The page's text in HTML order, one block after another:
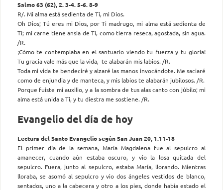
Salmo 63 (62), 2. 3-4. 5-6. 8-9
R/. Mi alma está sedienta de Ti, mi Dios.
Oh Dios; Tú eres mi Dios, por Ti madrugo, mi alma está sedienta de
Ti; mi carne tiene ansia de Ti, como tierra reseca, agostada, sin agua.
/R.
¡Cómo te contemplaba en el santuario viendo tu fuerza y tu gloria!
Tu gracia vale más que la vida, te alabarán mis labios. /R.
Toda mi vida te bendeciré y alzaré las manos invocándote. Me saciaré
como de enjundia y de manteca, y mis labios te alabarán jubilosos. /R.
Porque fuiste mi auxilio, y a la sombra de tus alas canto con júbilo; mi
alma está unida a Ti, y tu diestra me sostiene. /R.
Evangelio del día de hoy
Lectura del Santo Evangelio según San Juan 20, 1.11-18
El primer día de la semana, María Magdalena fue al sepulcro al
amanecer, cuando aún estaba oscuro, y vio la losa quitada del
sepulcro. Fuera, junto al sepulcro, estaba María, llorando. Mientras
lloraba, se asomó al sepulcro y vio dos ángeles vestidos de blanco,
sentados, uno a la cabecera y otro a los pies, donde había estado el